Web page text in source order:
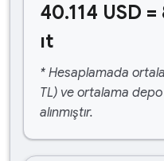
40.114 USD
ıt
* Hesaplamada
TL) ve ortalama
alınmıştır.